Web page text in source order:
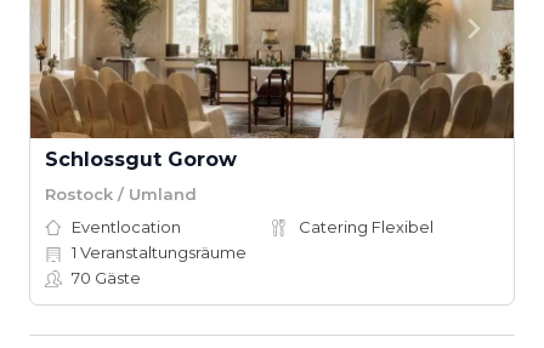
Schlossgut Gorow
Rostock / Umland
Eventlocation
Catering Flexibel
1 Veranstaltungsräume
70 Gäste